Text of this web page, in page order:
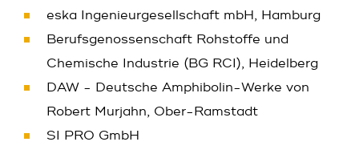
eska Ingenieurgesellschaft mbH, Hamburg
Berufsgenossenschaft Rohstoffe und
Chemische Industrie (BG RCI), Heidelberg
DAW - Deutsche Amphibolin-Werke von
Robert Murjahn, Ober-Ramstadt
SI PRO GmbH